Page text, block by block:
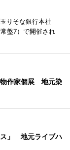
りそな銀行本社
盤7）で開催され
物作家個展 地元染
ス」 地元ライブハ